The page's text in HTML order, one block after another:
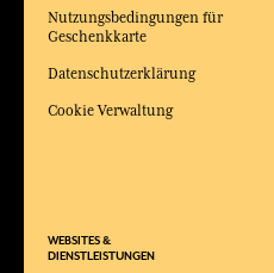
Nutzungsbedingungen für
Geschenkkarte
Datenschutzerklärung
Cookie Verwaltung
WEBSITES &
DIENSTLEISTUNGEN